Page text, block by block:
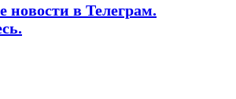
в Телеграм.